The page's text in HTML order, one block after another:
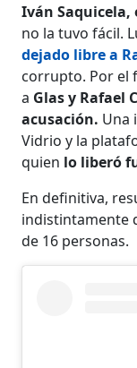
Iván Saquicela,
no la tuvo fácil.
dejado libre a
corrupto. Por el
a Glas y Rafael
acusación. Una
Vidrio y la
quien lo liberó
En definitiva,
indistintamente
de 16 personas.